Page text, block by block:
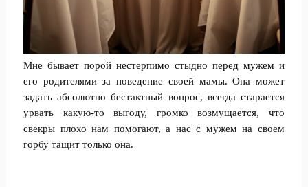
Мне бывает порой нестерпимо стыдно перед мужем и
его родителями за поведение своей мамы. Она может
задать абсолютно бестактный вопрос, всегда старается
урвать какую-то выгоду, громко возмущается, что
свекры плохо нам помогают, а нас с мужем на своем
горбу тащит только она.